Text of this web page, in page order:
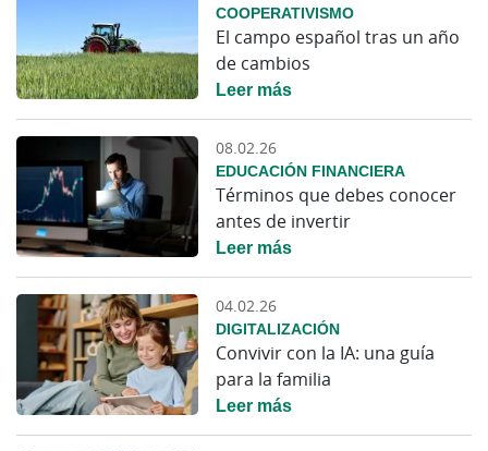
COOPERATIVISMO
El campo español tras un año
de cambios
Leer más
08.02.26
EDUCACIÓN FINANCIERA
Términos que debes conocer
antes de invertir
Leer más
04.02.26
DIGITALIZACIÓN
Convivir con la IA: una guía
para la familia
Leer más